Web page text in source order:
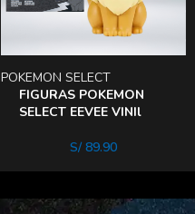
FIGURAS POKEMON
SELECT EEVEE VINIl
POKEMON SELECT
S/89.90